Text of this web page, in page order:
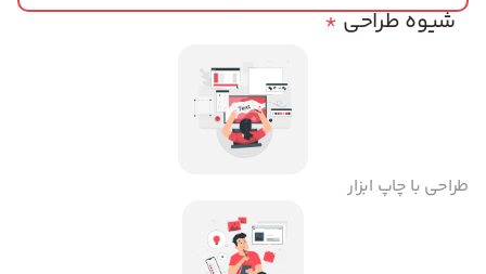
*شیوه طراحی
طراحی با چاپ ابزار